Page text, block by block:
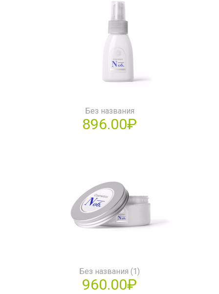
Без названия
896.00₽
Без названия (1)
960.00₽